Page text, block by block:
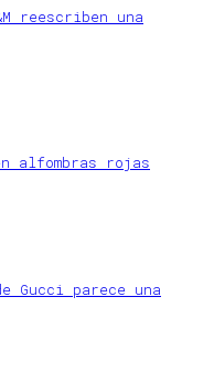
reescriben una
alfombras rojas
Gucci parece una